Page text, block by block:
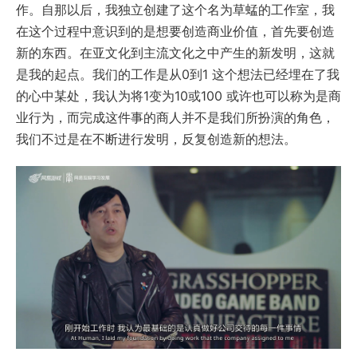
作。自那以后，我独立创建了这个名为草蜢的工作室，我
在这个过程中意识到的是想要创造商业价值，首先要创造
新的东西。在亚文化到主流文化之中产生的新发明，这就
是我的起点。我们的工作是从0到1 这个想法已经埋在了我
的心中某处，我认为将1变为10或100 或许也可以称为是商
业行为，而完成这件事的商人并不是我们所扮演的角色，
我们不过是在不断进行发明，反复创造新的想法。